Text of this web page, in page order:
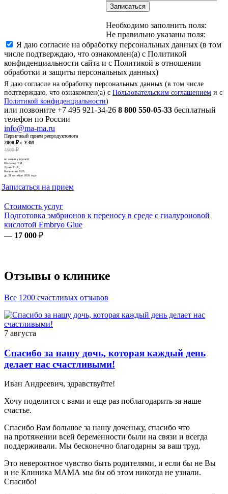
Записаться
Необходимо заполнить поля:
Не правильно указаны поля:
Я даю согласие на обработку персональных данных (в том
числе подтверждаю, что ознакомлен(а) с Политикой
конфиденциальности сайта и с Политикой в отношении
обработки и защиты персональных данных)
Я даю согласие на обработку персональных данных (в том числе
подтверждаю, что ознакомлен(а) с Пользовательским соглашением и с
Политикой конфиденциальности)
или позвоните +7 495 921-34-26 8 800 550-05-33 бесплатный
телефон по России
info@ma-ma.ru
Первичный прием репродуктолога
2000 ₽ с УЗИ
4500 ₽
по акции у врачей:
Шалаева Т.И.,
Лучин И.А.,
Коленкина И.В.
до 31 октября 2026 года
Записаться на прием
Стоимость услуг
Подготовка эмбрионов к переносу в среде с гиалуроновой
кислотой Еmbryo Glue
— 17 000 ₽
Отзывы о клинике
Все 1200 счастливых отзывов
7 августа
Спасибо за нашу дочь, которая каждый день
делает нас счастливыми!
Иван Андреевич, здравствуйте!
Хочу поделится с вами и еще раз поблагодарить за наше
счастье.
Спасибо Вам большое за нашу доченьку, спасибо что
на протяжении всей беременности были на связи и всегда
поддерживали. Мы бесконечно благодарны за ваш труд.
Это невероятное чувство быть родителями, и если бы не Вы
и не Клиника МАМА мы бы об этом никогда не узнали.
Спасибо!